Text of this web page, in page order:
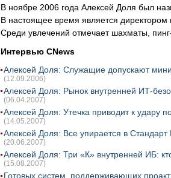
В ноябре 2006 года Алексей Доля был
В настоящее время является
Среди увлечений отмечает шахматы,
Интервью CNews
Алексей Доля: Служащие допускают
(12.09.2006)
Алексей Доля: Рынок внутренней ИТ-
(06.04.2007)
Алексей Доля: Утечка приводит к удару
(14.05.2007)
Алексей Доля: Все упирается в
(20.06.2007)
Алексей Доля: Три «К» внутренней ИБ:
(15.08.2007)
Готовых систем, поддерживающих